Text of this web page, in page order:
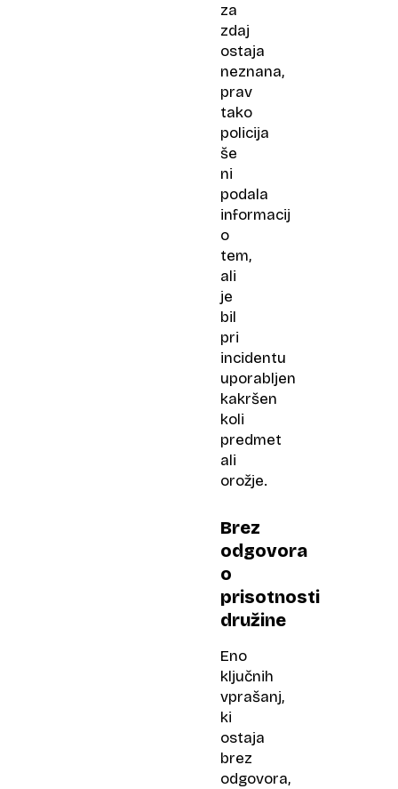
za
zdaj
ostaja
neznana,
prav
tako
policija
še
ni
podala
informacij
o
tem,
ali
je
bil
pri
incidentu
uporabljen
kakršen
koli
predmet
ali
orožje.
Brez
odgovora
o
prisotnosti
družine
Eno
ključnih
vprašanj,
ki
ostaja
brez
odgovora,